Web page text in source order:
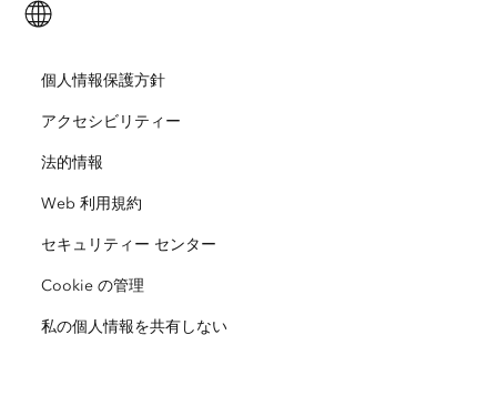
Esri ストア
Esri Young Professionals Network
イベント
ArcUser
ArcNews
Esri Press
GIS 用語集
採用情報
オープンビジョン
企業行動規範
サイトマップ
ArcGIS for Student Use
自然保護
災害対応
教育機関
人種的平等
個人情報保護方針
アクセシビリティー
法的情報
Web 利用規約
セキュリティー センター
Cookie の管理
私の個人情報を共有しない